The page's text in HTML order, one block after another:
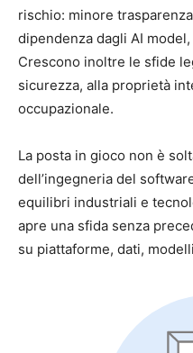
rischio: minore
dipendenza dagli AI
Crescono inoltre le sfide
sicurezza, alla proprietà
occupazionale.
La posta in gioco non è
dell’ingegneria del
equilibri industriali e
apre una sfida senza
su piattaforme, dati,